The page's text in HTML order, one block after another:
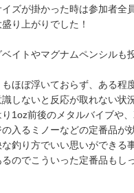
ズが掛かった時は参加者全
り上がりでした！
イトやマグナムペンシルも
ほぼ浮いておらず、ある程
しないと反応が取れない状
1oz前後のメタルバイブや
入るミノーなどの定番品が
釣り方でいい思いができる
のでこういった定番品もし